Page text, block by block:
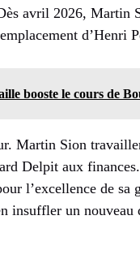
avril 2026, Martin
d’Henri
booste le cours de
Martin Sion
Delpit aux
l’excellence de
insuffler un